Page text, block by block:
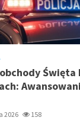
Święta
2026 158